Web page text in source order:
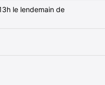
le lendemain de